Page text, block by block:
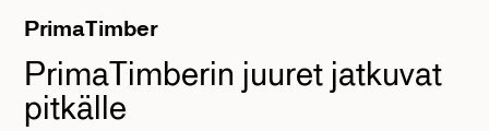
PrimaTimber
PrimaTimberin juuret jatkuvat
pitkälle